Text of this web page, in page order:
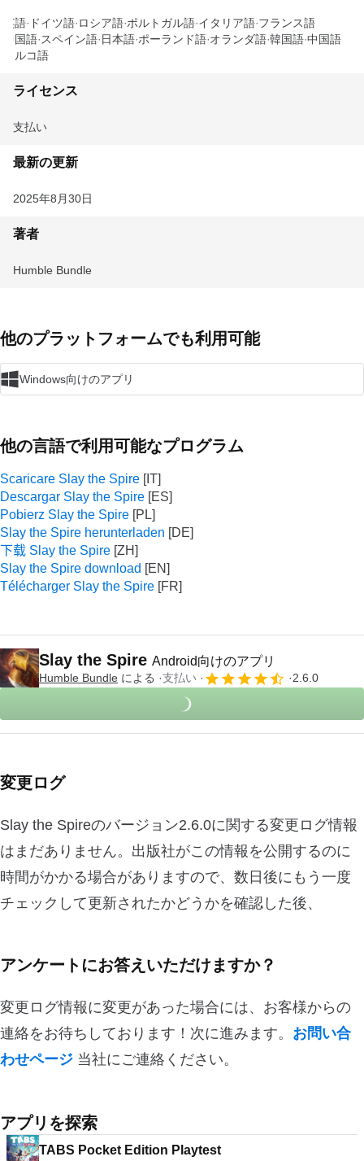
英語 ドイツ語 ロシア語 ポルトガル語 イタリア語 フランス語
中国語 スペイン語 日本語 ポーランド語 オランダ語 韓国語 中国語
トルコ語
ライセンス
支払い
最新の更新
2025年8月30日
著者
Humble Bundle
他のプラットフォームでも利用可能
Windows向けのアプリ
他の言語で利用可能なプログラム
Scaricare Slay the Spire
Descargar Slay the Spire
Pobierz Slay the Spire
Slay the Spire herunterladen
下载 Slay the Spire
Slay the Spire download
Télécharger Slay the Spire
Slay the Spire Android向けのアプリ
Humble Bundle による 支払い 2.6.0
変更ログ
Slay the Spireのバージョン2.6.0に関する変更ログ情報
はまだありません。出版社がこの情報を公開するのに
時間がかかる場合がありますので、数日後にもう一度
チェックして更新されたかどうかを確認した後、
アンケートにお答えいただけますか？
変更ログ情報に変更があった場合には、お客様からの
連絡をお待ちしております！次に進みます。 お問い合
わせページ 当社にご連絡ください。
アプリを探索
TABS Pocket Edition Playtest